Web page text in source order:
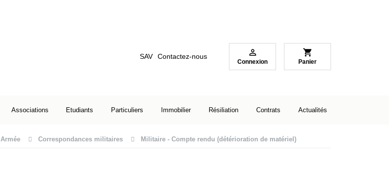
SAV Contactez-nous 
Connexion
shopping_cart
Panier
Associations Etudiants Particuliers Immobilier Résiliation Contrats Actualités
Armée Correspondances militaires Militaire - Compte rendu (détérioration de matériel)